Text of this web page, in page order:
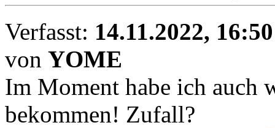
Verfasst: 14.11.2022, 16:50
von YOME
Im Moment habe ich auch
bekommen! Zufall?